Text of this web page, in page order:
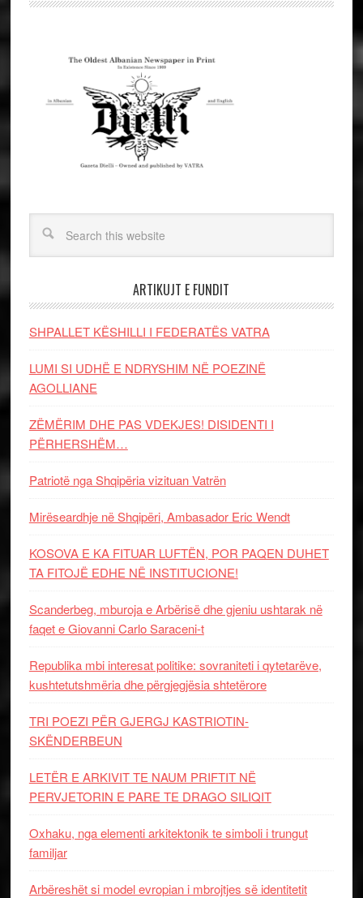
ARTIKUJT E FUNDIT
SHPALLET KËSHILLI I FEDERATËS VATRA
LUMI SI UDHË E NDRYSHIM NË POEZINË
AGOLLIANE
ZËMËRIM DHE PAS VDEKJES! DISIDENTI I
PËRHERSHËM…
Patriotë nga Shqipëria vizituan Vatrën
Mirëseardhje në Shqipëri, Ambasador Eric Wendt
KOSOVA E KA FITUAR LUFTËN, POR PAQEN DUHET
TA FITOJË EDHE NË INSTITUCIONE!
Scanderbeg, mburoja e Arbërisë dhe gjeniu ushtarak në
faqet e Giovanni Carlo Saraceni-t
Republika mbi interesat politike: sovraniteti i qytetarëve,
kushtetutshmëria dhe përgjegjësia shtetërore
TRI POEZI PËR GJERGJ KASTRIOTIN-
SKËNDERBEUN
LETËR E ARKIVIT TE NAUM PRIFTIT NË
PERVJETORIN E PARE TE DRAGO SILIQIT
Oxhaku, nga elementi arkitektonik te simboli i trungut
familjar
Arbëreshët si model evropian i mbrojtjes së identitetit